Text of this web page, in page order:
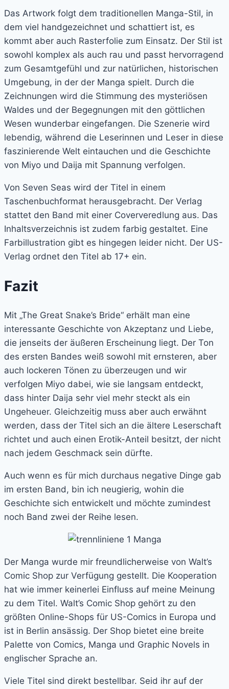
Das Artwork folgt dem traditionellen Manga-Stil, in
dem viel handgezeichnet und schattiert ist, es
kommt aber auch Rasterfolie zum Einsatz. Der Stil ist
sowohl komplex als auch rau und passt hervorragend
zum Gesamtgefühl und zur natürlichen, historischen
Umgebung, in der der Manga spielt. Durch die
Zeichnungen wird die Stimmung des mysteriösen
Waldes und der Begegnungen mit den göttlichen
Wesen wunderbar eingefangen. Die Szenerie wird
lebendig, während die Leserinnen und Leser in diese
faszinierende Welt eintauchen und die Geschichte
von Miyo und Daija mit Spannung verfolgen.
Von Seven Seas wird der Titel in einem
Taschenbuchformat herausgebracht. Der Verlag
stattet den Band mit einer Coververedlung aus. Das
Inhaltsverzeichnis ist zudem farbig gestaltet. Eine
Farbillustration gibt es hingegen leider nicht. Der US-
Verlag ordnet den Titel ab 17+ ein.
Fazit
Mit „The Great Snake’s Bride“ erhält man eine
interessante Geschichte von Akzeptanz und Liebe,
die jenseits der äußeren Erscheinung liegt. Der Ton
des ersten Bandes weiß sowohl mit ernsteren, aber
auch lockeren Tönen zu überzeugen und wir
verfolgen Miyo dabei, wie sie langsam entdeckt,
dass hinter Daija sehr viel mehr steckt als ein
Ungeheuer. Gleichzeitig muss aber auch erwähnt
werden, dass der Titel sich an die ältere Leserschaft
richtet und auch einen Erotik-Anteil besitzt, der nicht
nach jedem Geschmack sein dürfte.
Auch wenn es für mich durchaus negative Dinge gab
im ersten Band, bin ich neugierig, wohin die
Geschichte sich entwickelt und möchte zumindest
noch Band zwei der Reihe lesen.
Der Manga wurde mir freundlicherweise von Walt’s
Comic Shop zur Verfügung gestellt. Die Kooperation
hat wie immer keinerlei Einfluss auf meine Meinung
zu dem Titel. Walt’s Comic Shop gehört zu den
größten Online-Shops für US-Comics in Europa und
ist in Berlin ansässig. Der Shop bietet eine breite
Palette von Comics, Manga und Graphic Novels in
englischer Sprache an.
Viele Titel sind direkt bestellbar. Seid ihr auf der